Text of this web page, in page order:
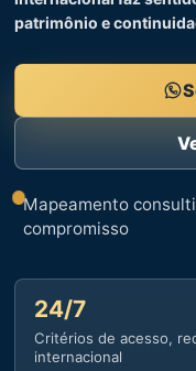
patrimônio e
Mapeamento
compromisso
24/7
Critérios de acesso,
internacional